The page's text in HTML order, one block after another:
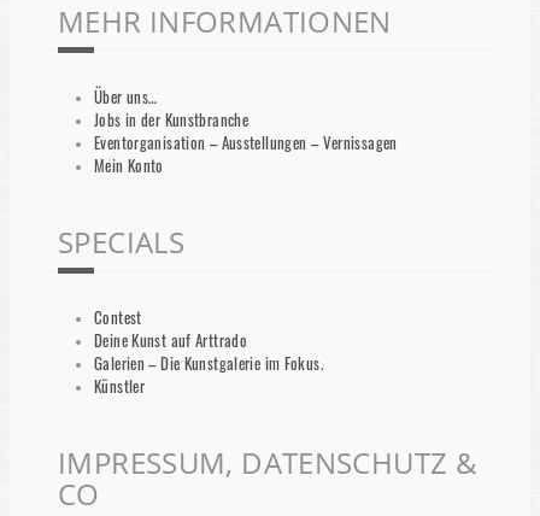
MEHR INFORMATIONEN
Über uns…
Jobs in der Kunstbranche
Eventorganisation – Ausstellungen – Vernissagen
Mein Konto
SPECIALS
Contest
Deine Kunst auf Arttrado
Galerien – Die Kunstgalerie im Fokus.
Künstler
IMPRESSUM, DATENSCHUTZ &
CO